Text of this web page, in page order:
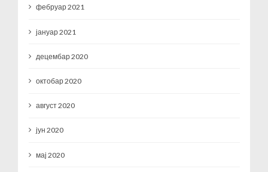
фебруар 2021
јануар 2021
децембар 2020
октобар 2020
август 2020
јун 2020
мај 2020